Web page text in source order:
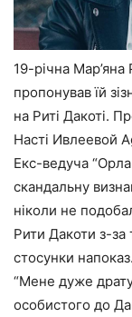
19-річна
пропонував їй
на Риті Дакоті.
Насті Ивлеевой
Екс-ведуча
скандальну
ніколи не
Рити Дакоти з-за
стосунки напоказ.
“Мене дуже
особистого до